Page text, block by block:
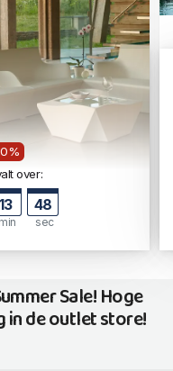
over:
13
min
47
sec
Sale! Hoge
in de outlet store!